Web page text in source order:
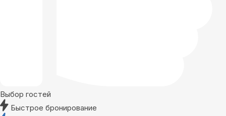
Выбор гостей
Быстрое бронирование